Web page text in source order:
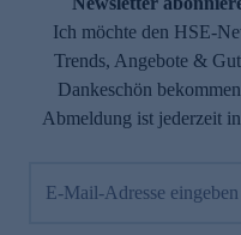
Ich möchte den HSE-
Trends, Angebote &
Dankeschön
Abmeldung ist jederzeit
E-Mail-Adresse eingeben